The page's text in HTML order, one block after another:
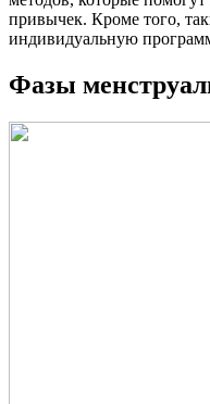
привычек. Кроме того,
индивидуальную
Фазы